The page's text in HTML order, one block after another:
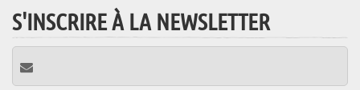
S'INSCRIRE À LA NEWSLETTER